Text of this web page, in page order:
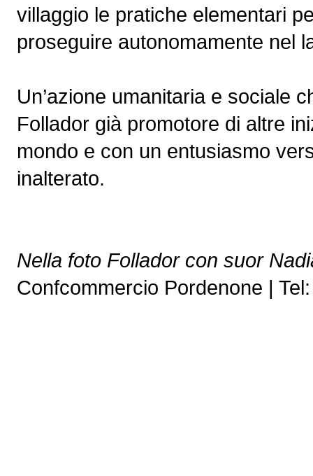
villaggio le pratiche elementari
proseguire autonomamente nel
Un’azione umanitaria e sociale
Follador già promotore di altre
mondo e con un entusiasmo
inalterato.
Nella foto Follador con suor
Confcommercio Pordenone |